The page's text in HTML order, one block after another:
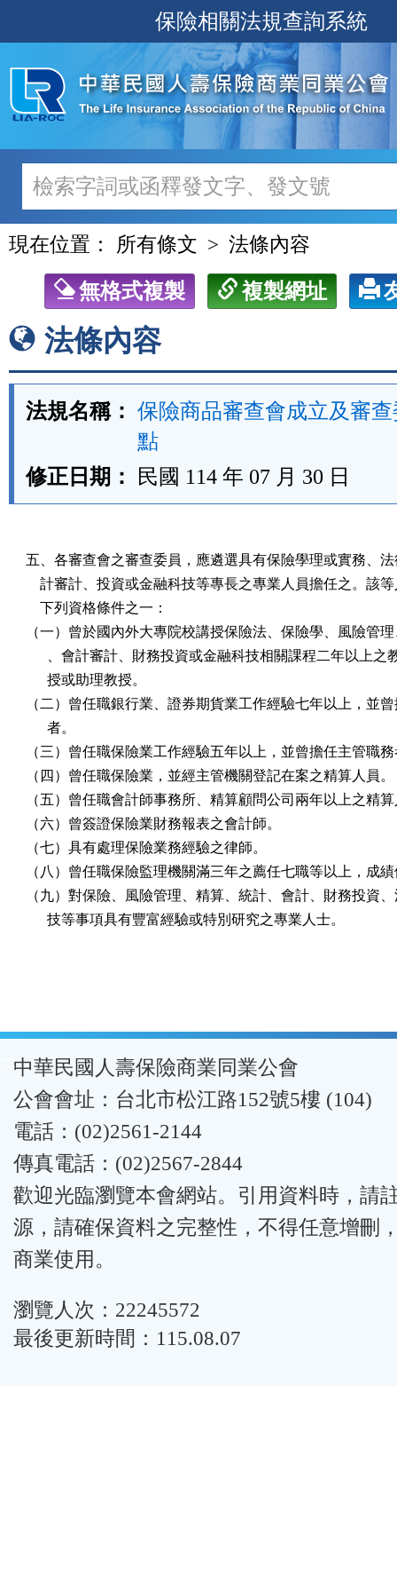
至
主
內
容
保險相關法規查詢系統
現在位置： 所有條文 法條內容
無格式複製 複製網址
法條內容
法規名稱： 保險商品審查會成立及審
點
修正日期：
民國 114 年 07 月 30 日
五、各審查會之審查委員，應遴選具有保險學理或實務、
計審計、投資或金融科技等專長之專業人員擔任之。該
    下列資格條件之一：
（一）曾於國內外大專院校講授保險法、保險學、風險管
、會計審計、財務投資或金融科技相關課程二年以上之
      授或助理教授。
（二）曾任職銀行業、證券期貨業工作經驗七年以上，並
      者。
（三）曾任職保險業工作經驗五年以上，並曾擔任主管職
（四）曾任職保險業，並經主管機關登記在案之精算人員。
（五）曾任職會計師事務所、精算顧問公司兩年以上之精
（六）曾簽證保險業財務報表之會計師。
（七）具有處理保險業務經驗之律師。
（八）曾任職保險監理機關滿三年之薦任七職等以上，成
（九）對保險、風險管理、精算、統計、會計、財務投資
      技等事項具有豐富經驗或特別研究之專業人士。
:::中華民國人壽保險商業同業公會
公會會址：台北市松江路152號5樓 (104)
電話：(02)2561-2144
傳真電話：(02)2567-2844
歡迎光臨瀏覽本會網站。引用資料時，請
源，請確保資料之完整性，不得任意增刪
商業使用。
瀏覽人次：22245572
最後更新時間：115.08.07